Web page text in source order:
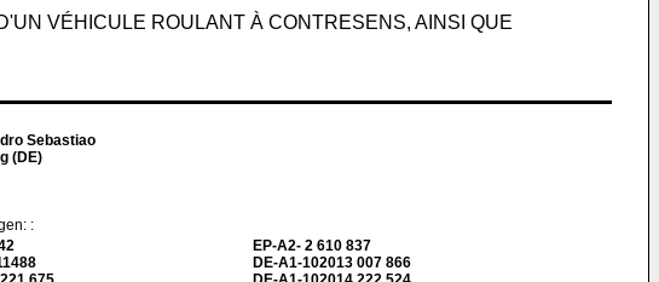
VÉHICULE ROULANT À CONTRESENS, AINSI QUE
Sebastiao
(DE)
:
EP-A2- 2 610 837
DE-A1-102013 007 866